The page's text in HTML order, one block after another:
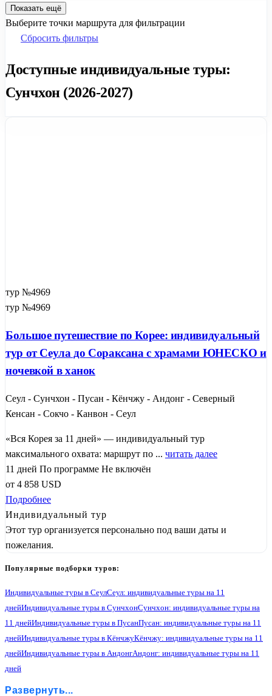
Показать ещё
Выберите точки маршрута для фильтрации
Сбросить фильтры
Доступные индивидуальные туры:
Сунчхон (2026-2027)
тур №4969
тур №4969
Большое путешествие по Корее: индивидуальный
тур от Сеула до Сораксана с храмами ЮНЕСКО и
ночевкой в ханок
Сеул - Сунчхон - Пусан - Кёнчжу - Андонг - Северный
Кенсан - Сокчо - Канвон - Сеул
«Вся Корея за 11 дней» — индивидуальный тур
максимального охвата: маршрут по ... читать далее
11 дней По программе Не включён
от 4 858 USD
Подробнее
Индивидуальный тур
Этот тур организуется персонально под ваши даты и
пожелания.
Популярные подборки туров:
Индивидуальные туры в СеулСеул: индивидуальные туры на 11
днейИндивидуальные туры в СунчхонСунчхон: индивидуальные туры на
11 днейИндивидуальные туры в ПусанПусан: индивидуальные туры на 11
днейИндивидуальные туры в КёнчжуКёнчжу: индивидуальные туры на 11
днейИндивидуальные туры в АндонгАндонг: индивидуальные туры на 11
дней
Северный Кенсан: индивидуальные туры на 11 дней
Развернуть...